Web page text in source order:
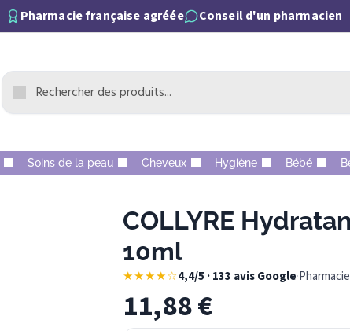
Pharmacie française agréée Conseil d'un pharmacien
Soins de la peau Cheveux Hygiène Bébé
COLLYRE
10ml
★★★★☆4,4/5 · 133 avis Google·
11,88€